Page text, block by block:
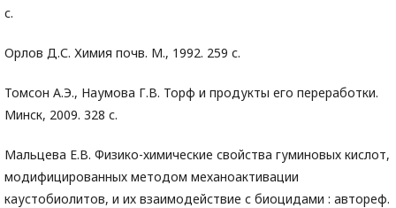
с.
Орлов Д.С. Химия почв. М., 1992. 259 с.
Томсон А.Э., Наумова Г.В. Торф и продукты его переработки.
Минск, 2009. 328 с.
Мальцева Е.В. Физико-химические свойства гуминовых кислот,
модифицированных методом механоактивации
каустобиолитов, и их взаимодействие с биоцидами : автореф.